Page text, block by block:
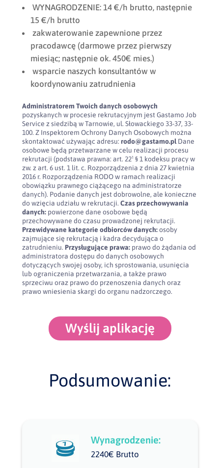
WYNAGRODZENIE: 14 €/h brutto, następnie
15 €/h brutto
zakwaterowanie zapewnione przez
pracodawcę (darmowe przez pierwszy
miesiąc; następnie ok. 450€ mies.)
wsparcie naszych konsultantów w
koordynowaniu zatrudnienia
Administratorem Twoich danych osobowych
pozyskanych w procesie rekrutacyjnym jest Gastamo Job
Service z siedzibą w Tarnowie, ul. Słowackiego 33-37, 33-
100. Z Inspektorem Ochrony Danych Osobowych można
skontaktować używając adresu: rodo@gastamo.plDane
osobowe będą przetwarzane w celu realizacji procesu
rekrutacji (podstawa prawna: art. 22¹ § 1 kodeksu pracy w
zw. z art. 6 ust. 1 lit. c. Rozporządzenia z dnia 27 kwietnia
2016 r. Rozporządzenia RODO w ramach realizacji
obowiązku prawnego ciążącego na administratorze
danych). Podanie danych jest dobrowolne, ale konieczne
do wzięcia udziału w rekrutacji. Czas przechowywania
danych:powierzone dane osobowe będą
przechowywane do czasu prowadzonej rekrutacji.
Przewidywane kategorie odbiorców danych:osoby
zajmujące się rekrutacją i kadra decydująca o
zatrudnieniu. Przysługujące prawa:prawo do żądania od
administratora dostępu do danych osobowych
dotyczących swojej osoby, ich sprostowania, usunięcia
lub ograniczenia przetwarzania, a także prawo
sprzeciwu oraz prawo do przenoszenia danych oraz
prawo wniesienia skargi do organu nadzorczego.
Wyślij aplikację
Podsumowanie:
Wynagrodzenie:
2240€ Brutto